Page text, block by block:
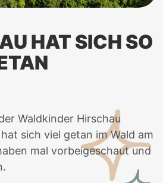
HAT SICH SO
Waldkinder Hirschau
sich viel getan im Wald am
mal vorbeigeschaut und